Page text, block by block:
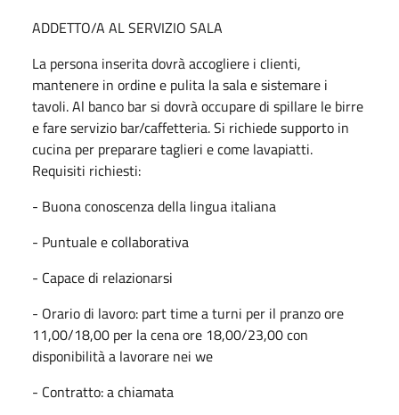
ADDETTO/A AL SERVIZIO SALA
La persona inserita dovrà accogliere i clienti,
mantenere in ordine e pulita la sala e sistemare i
tavoli. Al banco bar si dovrà occupare di spillare le birre
e fare servizio bar/caffetteria. Si richiede supporto in
cucina per preparare taglieri e come lavapiatti.
Requisiti richiesti:
- Buona conoscenza della lingua italiana
- Puntuale e collaborativa
- Capace di relazionarsi
- Orario di lavoro: part time a turni per il pranzo ore
11,00/18,00 per la cena ore 18,00/23,00 con
disponibilità a lavorare nei we
- Contratto: a chiamata